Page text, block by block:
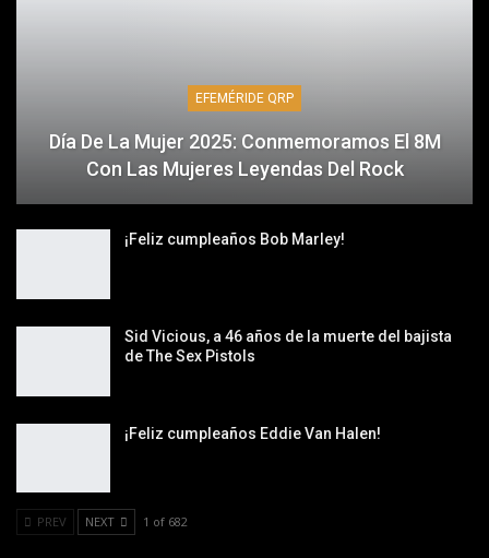
EFEMÉRIDE QRP
Día De La Mujer 2025: Conmemoramos El 8M
Con Las Mujeres Leyendas Del Rock
¡Feliz cumpleaños Bob Marley!
Sid Vicious, a 46 años de la muerte del bajista
de The Sex Pistols
¡Feliz cumpleaños Eddie Van Halen!
PREV NEXT 1 of 682